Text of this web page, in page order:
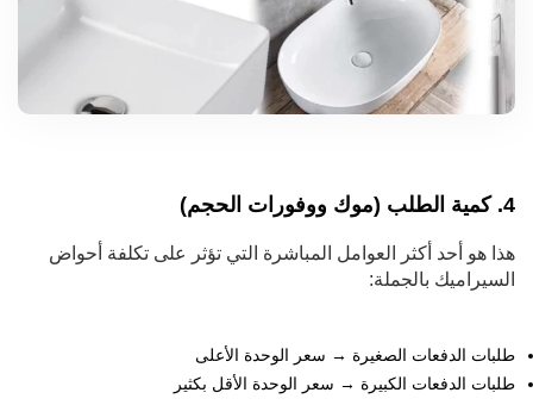
4. كمية الطلب (موك ووفورات الحجم)
هذا هو أحد أكثر العوامل المباشرة التي تؤثر على تكلفة أحواض
السيراميك بالجملة:
طلبات الدفعات الصغيرة → سعر الوحدة الأعلى
طلبات الدفعات الكبيرة → سعر الوحدة الأقل بكثير